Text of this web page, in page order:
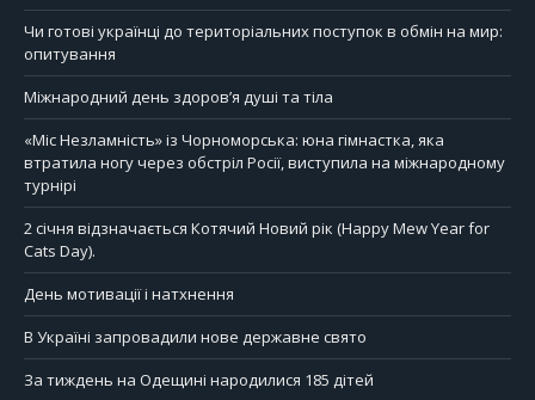
Чи готові українці до територіальних поступок в обмін на мир:
опитування
Міжнародний день здоров’я душі та тіла
«Міс Незламність» із Чорноморська: юна гімнастка, яка
втратила ногу через обстріл Росії, виступила на міжнародному
турнірі
2 січня відзначається Котячий Новий рік (Happy Mew Year for
Cats Day).
День мотивації і натхнення
В Україні запровадили нове державне свято
За тиждень на Одещині народилися 185 дітей